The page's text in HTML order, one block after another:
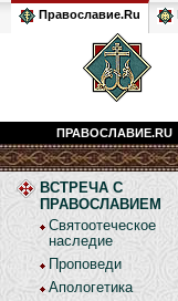
Православие.Ru
ПРАВОСЛАВИЕ.RU
ВСТРЕЧА С
ПРАВОСЛАВИЕМ
Святоотеческое
наследие
Проповеди
Апологетика